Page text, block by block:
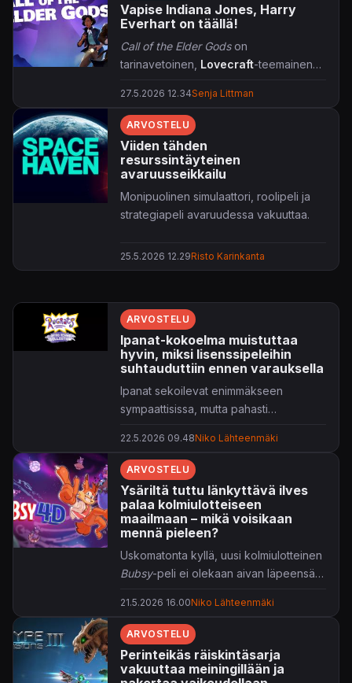
Vapise Indiana Jones, Harry
Everhart on täällä!
Call of the Elder Godson
tarinavetoinen, Lovecraft-teemainen
aivojumppaa muutaman tunnin ajaksi.
27.5.2026 12.34Senja Littman
ARVOSTELU
Viiden tähden
resurssintäyteinen
avaruusseikkailu
Monipuolinen simulaattori, roolipeli ja
strategiapeli avaruudessa vakuuttaa.
25.5.2026 12.29Risto Karinkanta
ARVOSTELU
Ipanat-kokoelma muistuttaa
hyvin, miksi lisenssipeleihin
suhtauduttiin ennen varauksella
Ipanat sekoilevat enimmäkseen
sympaattisissa, mutta pahasti
22.5.2026 09.48Niko Lähteenmäki
ARVOSTELU
Ysäriltä tuttu länkyttävä ilves
palaa kolmiulotteiseen
maailmaan – mikä voisikaan
mennä pieleen?
Uskomatonta kyllä, uusi kolmiulotteinen
Bubsy-peli ei olekaan aivan läpeensä
21.5.2026 16.00Niko Lähteenmäki
ARVOSTELU
Perinteikäs räiskintäsarja
vakuuttaa meiningillään ja